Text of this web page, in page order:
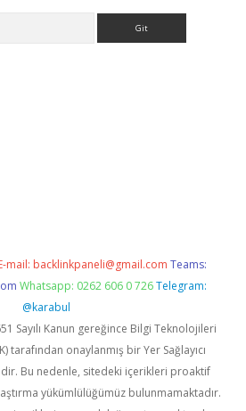
mail: backlinkpaneli@gmail.com Teams:
Whatsapp: 0262 606 0 726 Telegram:
@karabul
Sayılı Kanun gereğince Bilgi Teknolojileri
tarafından onaylanmış bir Yer Sağlayıcı
Bu nedenle, sitedeki içerikleri proaktif
yükümlülüğümüz bulunmamaktadır.